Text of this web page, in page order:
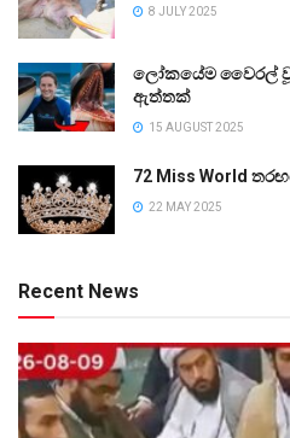
8 JULY 2025
ලෝකයේම වෛරල් වූ
ඇත්තක්
15 AUGUST 2025
72 Miss World
22 MAY 2025
Recent News